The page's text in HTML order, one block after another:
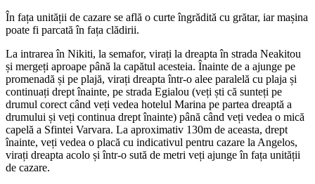
În fața unității de cazare se află o curte îngrădită cu grătar, iar mașina
poate fi parcată în fața clădirii.
La intrarea în Nikiti, la semafor, virați la dreapta în strada Neakitou
și mergeți aproape până la capătul acesteia. Înainte de a ajunge pe
promenadă și pe plajă, virați dreapta într-o alee paralelă cu plaja și
continuați drept înainte, pe strada Egialou (veți ști că sunteți pe
drumul corect când veți vedea hotelul Marina pe partea dreaptă a
drumului și veți continua drept înainte) până când veți vedea o mică
capelă a Sfintei Varvara. La aproximativ 130m de aceasta, drept
înainte, veți vedea o placă cu indicativul pentru cazare la Angelos,
virați dreapta acolo și într-o sută de metri veți ajunge în fața unității
de cazare.